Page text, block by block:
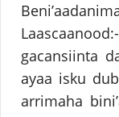
gacansiinta
ayaa isku
arrimaha